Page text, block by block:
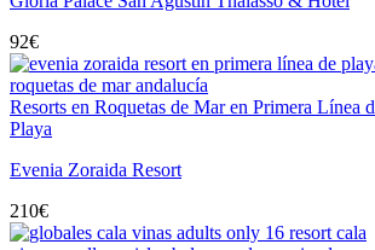
92€
Resorts en Roquetas de Mar en Primera Línea
Playa
Evenia Zoraida Resort
210€